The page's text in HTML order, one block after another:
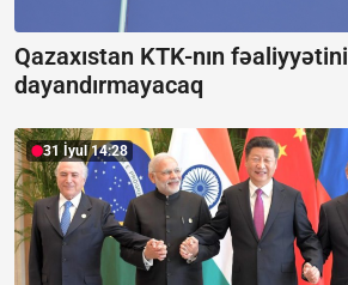
Qazaxıstan KTK-nın fəaliyyətini
dayandırmayacaq
31 İyul 14:28